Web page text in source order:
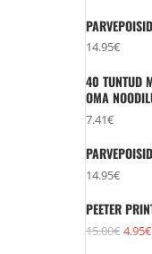
oli:
14.95€
40 TUNTUD
OMA
7.41€
14.95€
PEETER
15.00€ Algne
4.95€